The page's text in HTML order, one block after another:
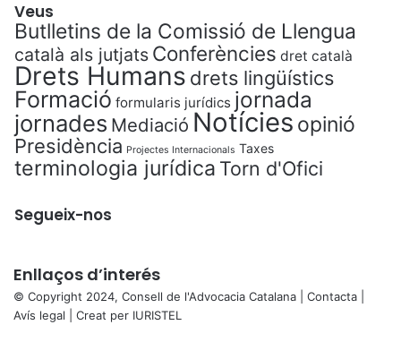
Veus
Butlletins de la Comissió de Llengua
català als jutjats Conferències dret català
Drets Humans drets lingüístics
Formació formularis jurídics jornada
jornades Mediació Notícies opinió
Presidència Projectes Internacionals Taxes
terminologia jurídica Torn d'Ofici
Segueix-nos
Enllaços d’interés
© Copyright 2024, Consell de l'Advocacia Catalana | Contacta
Avís legal | Creat per IURISTEL